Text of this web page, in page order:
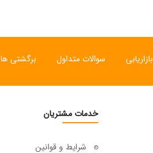
بازاریابی سوالات متداول برگشتی ها
خدمات مشتریان
شرایط و قوانین